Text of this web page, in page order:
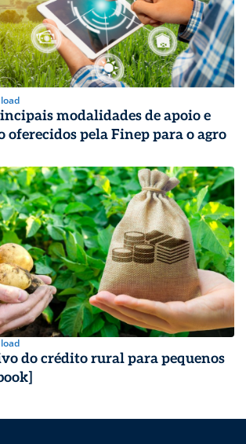
modalidades de apoio e
pela Finep para o agro
do crédito rural para pequenos